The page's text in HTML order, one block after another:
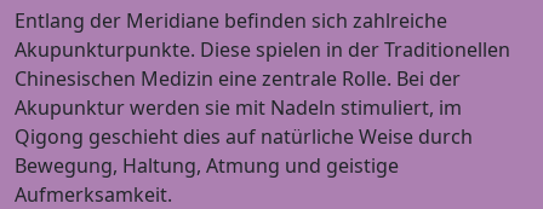
Entlang der Meridiane befinden sich zahlreiche
Akupunkturpunkte. Diese spielen in der Traditionellen
Chinesischen Medizin eine zentrale Rolle. Bei der
Akupunktur werden sie mit Nadeln stimuliert, im
Qigong geschieht dies auf natürliche Weise durch
Bewegung, Haltung, Atmung und geistige
Aufmerksamkeit.